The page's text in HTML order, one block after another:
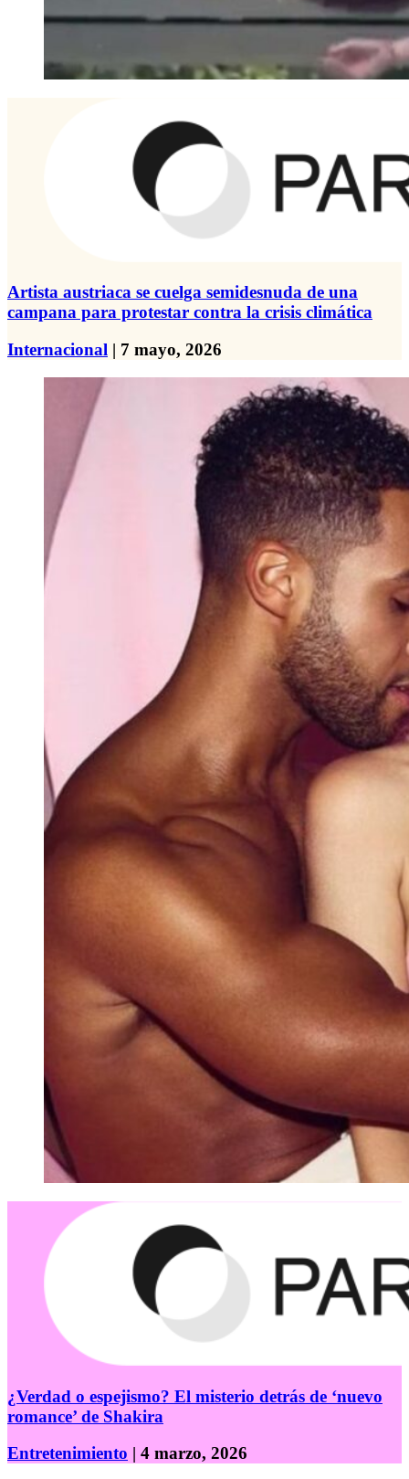
Artista austriaca se cuelga semidesnuda de una
campana para protestar contra la crisis climática
Internacional | 7 mayo, 2026
¿Verdad o espejismo? El misterio detrás de ‘nuevo
romance’ de Shakira
Entretenimiento | 4 marzo, 2026